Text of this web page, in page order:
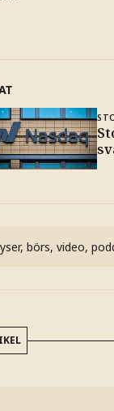
börs, video,